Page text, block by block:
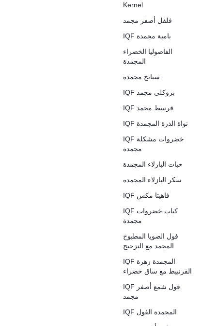
Kernel
فلفل أصفر مجمد
IQF بامية مجمدة
الفاصوليا الخضراء
المجمدة
سبانخ مجمدة
IQF بروكلي مجمد
IQF قرنبيط مجمد
IQF نواة الذرة المجمدة
IQF خضروات مشكلة
مجمدة
حبات البازلاء المجمدة
سكر البازلاء المجمدة
IQF فاهيتا مكس
IQF كباب خضروات
مجمدة
فول الصويا المطبوخ
المجمد مع التزجيج
IQF المجمدة زهرة
القرنبيط مع ساق خضراء
IQF فول شمع أصفر
مجمد
IQF المجمدة الفول